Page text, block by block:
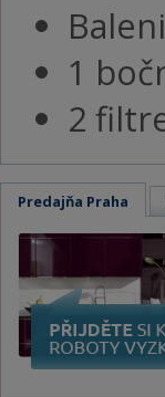
1
2
Predajňa Praha